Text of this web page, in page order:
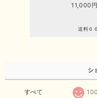
11,000
送料６
シ
すべて 100